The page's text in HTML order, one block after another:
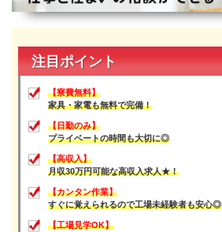
メルマガ登録
お仕事相談予約
ご相談・お問い合わせ
企業ご担当者様へ
個人情報保護方針
注目ポイント
【寮費無料】
家具・家電も無料で完備！
【日勤のみ】
プライベートの時間も大切に◎
【高収入】
月収30万円可能な高収入求人★！
【カンタン作業】
すぐに覚えられるので工場未経験者も安心◎
【工場見学OK】